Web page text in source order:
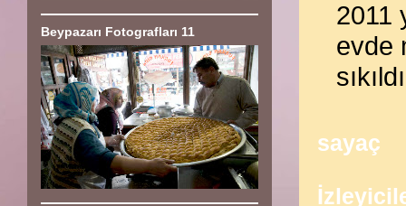
2011
evde
sayaç
Beypazarı Fotografları 11